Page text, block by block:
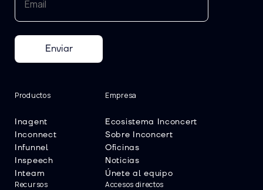
Enviar
Productos
Inagent
Inconnect
Infunnel
Inspeech
Inteam
Empresa
Ecosistema Inconcert
Sobre Inconcert
Oficinas
Noticias
Únete al equipo
Recursos Accesos directos